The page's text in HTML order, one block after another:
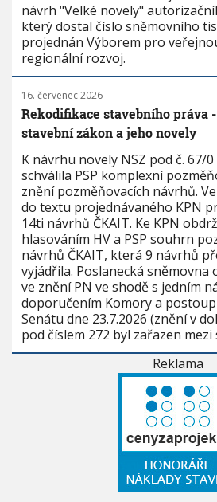
návrh "Velké novely"
který dostal číslo sněmovního
projednán Výborem pro
regionální rozvoj.
16. červenec 2026
Rekodifikace stavebního práva
stavební zákon a jeho novely
K návrhu novely NSZ pod č. 67/0
schválila PSP komplexní
znění pozměňovacích návrhů.
do textu projednávaného KPN
14ti návrhů ČKAIT. Ke KPN
hlasováním HV a PSP souhrn
návrhů ČKAIT, která 9 návrhů
vyjádřila. Poslanecká sněmovna
ve znění PN ve shodě s jedním
doporučením Komory a
Senátu dne 23.7.2026 (znění v
pod číslem 272 byl zařazen
Reklama